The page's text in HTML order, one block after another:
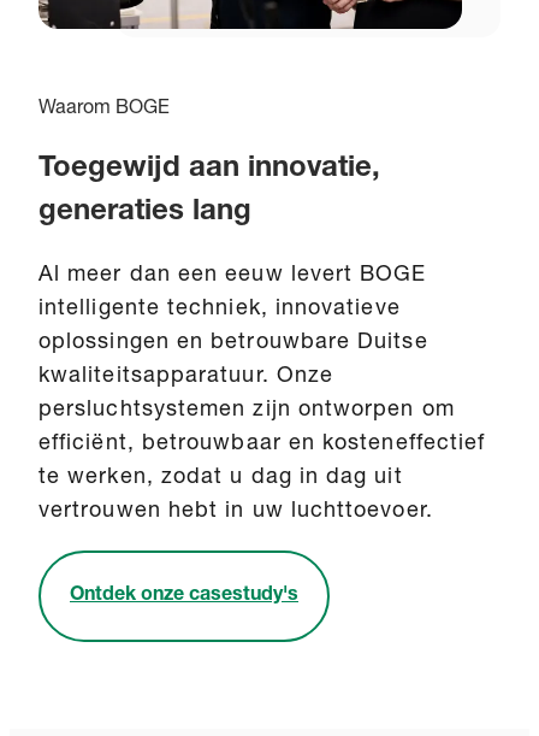
Waarom BOGE
Toegewijd aan innovatie,
generaties lang
Al meer dan een eeuw levert BOGE
intelligente techniek, innovatieve
oplossingen en betrouwbare Duitse
kwaliteitsapparatuur. Onze
persluchtsystemen zijn ontworpen om
efficiënt, betrouwbaar en kosteneffectief
te werken, zodat u dag in dag uit
vertrouwen hebt in uw luchttoevoer.
Ontdek onze casestudy's